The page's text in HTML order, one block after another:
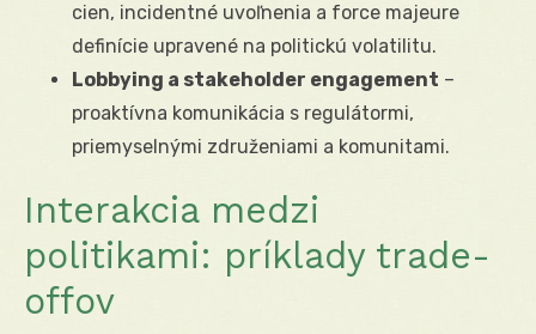
cien, incidentné uvoľnenia a force majeure
definície upravené na politickú volatilitu.
Lobbying a stakeholder engagement –
proaktívna komunikácia s regulátormi,
priemyselnými združeniami a komunitami.
Interakcia medzi
politikami: príklady trade-
offov